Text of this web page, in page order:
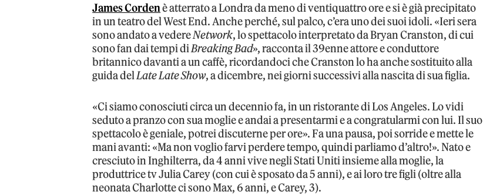
James Cordenè atterrato a Londra da meno di ventiquattro ore e si è già precipitato
in un teatro del West End. Anche perché, sul palco, c’era uno dei suoi idoli. «Ieri sera
sono andato a vedereNetwork, lo spettacolo interpretato da Bryan Cranston, di cui
sono fan dai tempi diBreaking Bad», racconta il 39enne attore e conduttore
britannico davanti a un caffè, ricordandoci che Cranston lo ha anche sostituito alla
guida delLate Late Show, a dicembre, nei giorni successivi alla nascita di sua figlia.
«Ci siamo conosciuti circa un decennio fa, in un ristorante di Los Angeles. Lo vidi
seduto a pranzo con sua moglie e andai a presentarmi e a congratularmi con lui. Il suo
spettacolo è geniale, potrei discuterne per ore». Fa una pausa, poi sorride e mette le
mani avanti: «Ma non voglio farvi perdere tempo, quindi parliamo d’altro!». Nato e
cresciuto in Inghilterra, da 4 anni vive negli Stati Uniti insieme alla moglie, la
produttrice tv Julia Carey (con cui è sposato da 5 anni), e ai loro tre figli (oltre alla
neonata Charlotte ci sono Max, 6 anni, e Carey, 3).